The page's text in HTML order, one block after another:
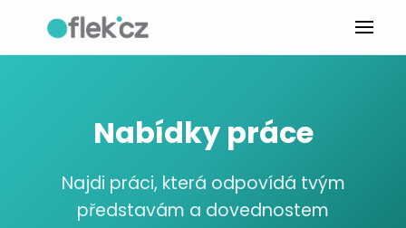
Nabídky práce
Najdi práci, která odpovídá tvým
představám a dovednostem